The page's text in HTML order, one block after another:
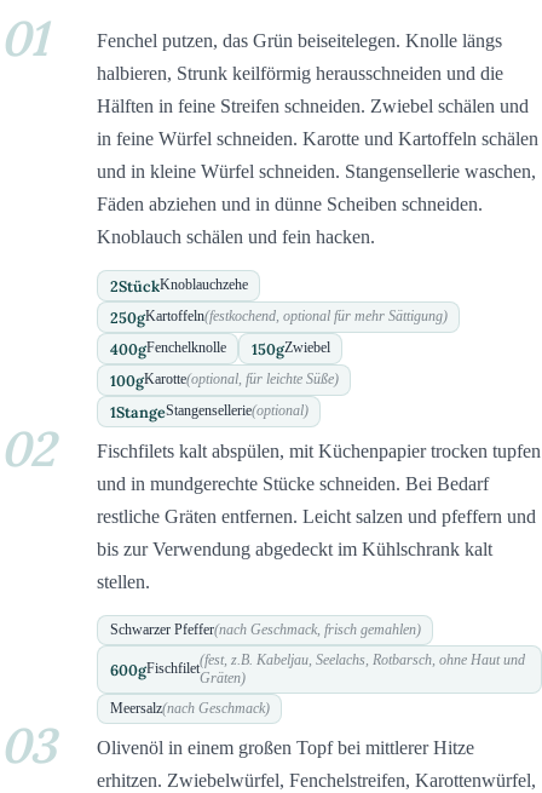
01
Fenchel putzen, das Grün beiseitelegen. Knolle längs
halbieren, Strunk keilförmig herausschneiden und die
Hälften in feine Streifen schneiden. Zwiebel schälen und
in feine Würfel schneiden. Karotte und Kartoffeln schälen
und in kleine Würfel schneiden. Stangensellerie waschen,
Fäden abziehen und in dünne Scheiben schneiden.
Knoblauch schälen und fein hacken.
2StückKnoblauchzehe
250gKartoffeln(festkochend, optional für mehr Sättigung)
400gFenchelknolle 150gZwiebel
100gKarotte(optional, für leichte Süße)
1StangeStangensellerie(optional)
02
Fischfilets kalt abspülen, mit Küchenpapier trocken tupfen
und in mundgerechte Stücke schneiden. Bei Bedarf
restliche Gräten entfernen. Leicht salzen und pfeffern und
bis zur Verwendung abgedeckt im Kühlschrank kalt
stellen.
Schwarzer Pfeffer(nach Geschmack, frisch gemahlen)
600gFischfilet
(fest, z.B. Kabeljau, Seelachs, Rotbarsch, ohne Haut und
Gräten)
Meersalz(nach Geschmack)
03
Olivenöl in einem großen Topf bei mittlerer Hitze
erhitzen. Zwiebelwürfel, Fenchelstreifen, Karottenwürfel,